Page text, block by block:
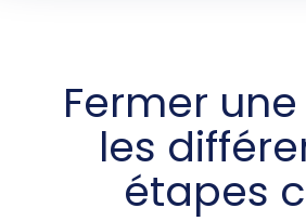
Fermer une
les
étapes